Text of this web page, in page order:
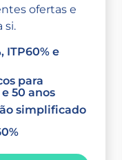
ofertas e
si.
ITP60% e
para
50 anos
simplificado